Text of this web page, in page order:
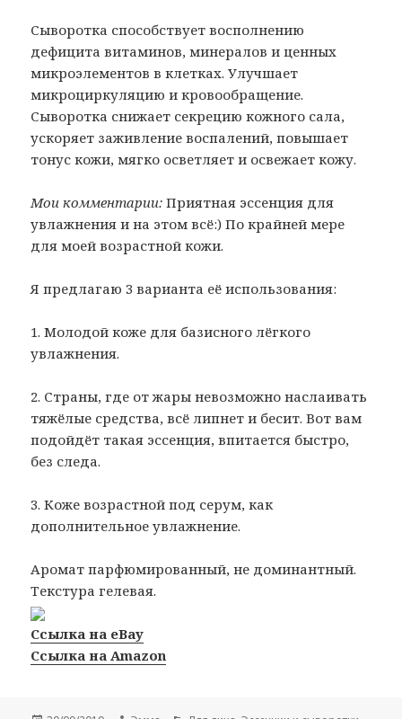
Сыворотка способствует восполнению
дефицита витаминов, минералов и ценных
микроэлементов в клетках. Улучшает
микроциркуляцию и кровообращение.
Сыворотка снижает секрецию кожного сала,
ускоряет заживление воспалений, повышает
тонус кожи, мягко осветляет и освежает кожу.
Мои комментарии: Приятная эссенция для
увлажнения и на этом всё:) По крайней мере
для моей возрастной кожи.
Я предлагаю 3 варианта её использования:
1. Молодой коже для базисного лёгкого
увлажнения.
2. Страны, где от жары невозможно наслаивать
тяжёлые средства, всё липнет и бесит. Вот вам
подойдёт такая эссенция, впитается быстро,
без следа.
3. Коже возрастной под серум, как
дополнительное увлажнение.
Аромат парфюмированный, не доминантный.
Текстура гелевая.
Ссылка на eBay
Ссылка на Amazon